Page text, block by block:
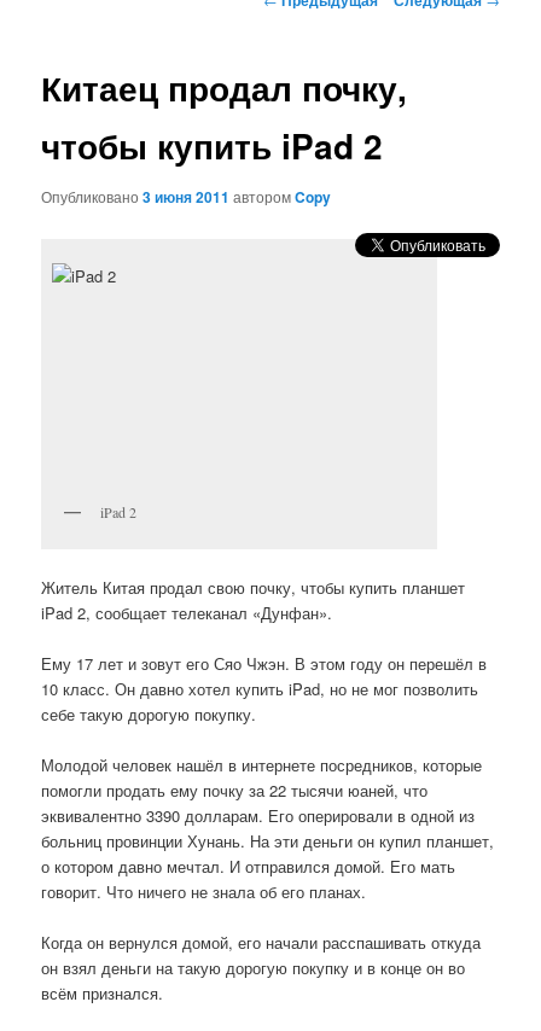
Китаец продал почку,
чтобы купить iPad 2
Опубликовано3 июня 2011 авторомCopy
iPad 2
Житель Китая продал свою почку, чтобы купить планшет
iPad 2, сообщает телеканал «Дунфан».
Ему 17 лет и зовут его Сяо Чжэн. В этом году он перешёл в
10 класс. Он давно хотел купить iPad, но не мог позволить
себе такую дорогую покупку.
Молодой человек нашёл в интернете посредников, которые
помогли продать ему почку за 22 тысячи юаней, что
эквивалентно 3390 долларам. Его оперировали в одной из
больниц провинции Хунань. На эти деньги он купил планшет,
о котором давно мечтал. И отправился домой. Его мать
говорит. Что ничего не знала об его планах.
Когда он вернулся домой, его начали расспашивать откуда
он взял деньги на такую дорогую покупку и в конце он во
всём признался.